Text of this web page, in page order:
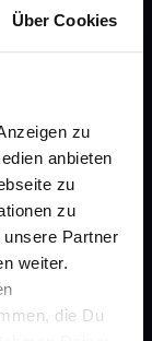
Über Cookies
zu
anbieten
zu
zu
unsere Partner
weiter.
die Du